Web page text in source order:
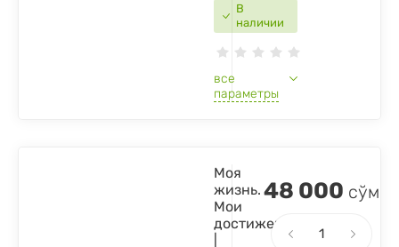
В
наличии
все
параметры
Моя
жизнь.
Мои
достижения
48 000 сўм